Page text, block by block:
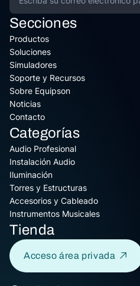
Secciones
Productos
Soluciones
Simuladores
Soporte y Recursos
Sobre Equipson
Noticias
Contacto
Categorías
Audio Profesional
Instalación Audio
Iluminación
Torres y Estructuras
Accesorios y Cableado
Instrumentos Musicales
Tienda
Acceso área privada